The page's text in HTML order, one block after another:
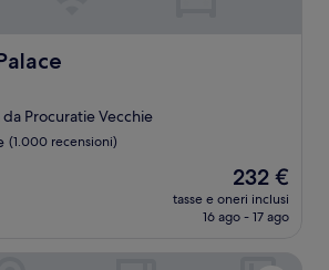
Procuratie Vecchie
(1.000 recensioni)
Il
prezzo
attuale
232 €
232 €
tasse e oneri inclusi
16 ago - 17 ago